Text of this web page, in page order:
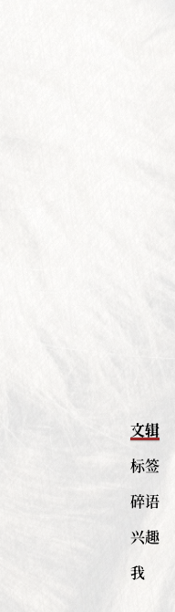
文辑
标签
碎语
兴趣
我